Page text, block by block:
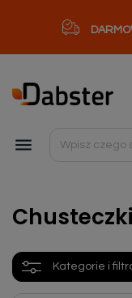

Kategorie i